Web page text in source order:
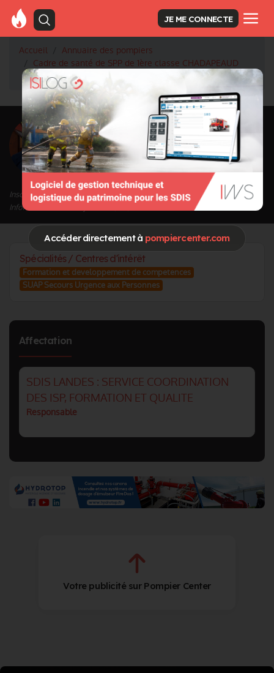
Accéder directement à pompiercenter.com
JE ME CONNECTE
Accueil
Annuaire des pompiers
Cadre de santé de SPP de 1ère classe CHADAPEAUD
Olivier
<Retour à la liste des pompiers
CHADAPEAUD
Olivier
Grade : Cadre de santé de SPP de 1ère classe
Inscrit depuis le 13/09/2020 à 14:11
Informations mises à jour le 19/02/2026 à 15:50
Spécialités / Centres d'intérêt
Formation et developpement de competences
SUAP Secours Urgence aux Personnes
Affectation
SDIS LANDES : SERVICE COORDINATION
DES ISP, FORMATION ET QUALITE
Responsable
Votre publicité sur Pompier Center